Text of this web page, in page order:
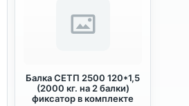
Балка СЕТП 2500 120*1,5
(2000 кг. на 2 балки)
фиксатор в комплекте